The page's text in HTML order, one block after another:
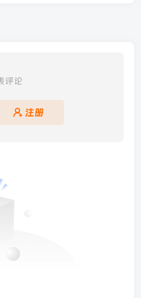
评论
注册